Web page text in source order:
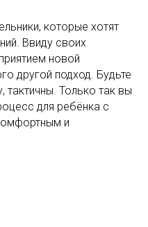
которые хотят
Ввиду своих
новой
другой подход. Будьте
тактичны. Только так вы
для ребёнка с
и